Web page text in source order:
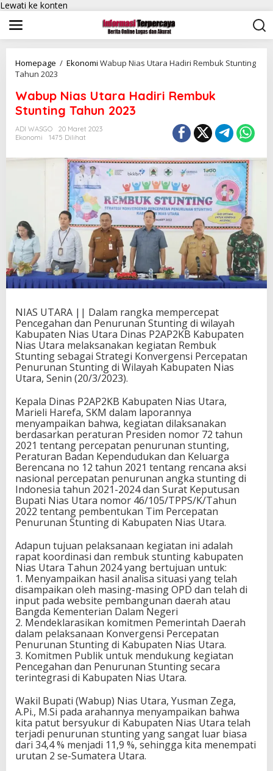
Lewati ke konten
Homepage / Ekonomi Wabup Nias Utara Hadiri Rembuk Stunting
Tahun 2023
Wabup Nias Utara Hadiri Rembuk
Stunting Tahun 2023
ADI WASGO
20 Maret 2023
Ekonomi
1475 Dilihat
NIAS UTARA || Dalam rangka mempercepat
Pencegahan dan Penurunan Stunting di wilayah
Kabupaten Nias Utara Dinas P2AP2KB Kabupaten
Nias Utara melaksanakan kegiatan Rembuk
Stunting sebagai Strategi Konvergensi Percepatan
Penurunan Stunting di Wilayah Kabupaten Nias
Utara, Senin (20/3/2023).
Kepala Dinas P2AP2KB Kabupaten Nias Utara,
Marieli Harefa, SKM dalam laporannya
menyampaikan bahwa, kegiatan dilaksanakan
berdasarkan peraturan Presiden nomor 72 tahun
2021 tentang percepatan penurunan stunting,
Peraturan Badan Kependudukan dan Keluarga
Berencana no 12 tahun 2021 tentang rencana aksi
nasional percepatan penurunan angka stunting di
Indonesia tahun 2021-2024 dan Surat Keputusan
Bupati Nias Utara nomor 46/105/TPPS/K/Tahun
2022 tentang pembentukan Tim Percepatan
Penurunan Stunting di Kabupaten Nias Utara.
Adapun tujuan pelaksanaan kegiatan ini adalah
rapat koordinasi dan rembuk stunting kabupaten
Nias Utara Tahun 2024 yang bertujuan untuk:
1. Menyampaikan hasil analisa situasi yang telah
disampaikan oleh masing-masing OPD dan telah di
input pada website pembangunan daerah atau
Bangda Kementerian Dalam Negeri
2. Mendeklarasikan komitmen Pemerintah Daerah
dalam pelaksanaan Konvergensi Percepatan
Penurunan Stunting di Kabupaten Nias Utara.
3. Komitmen Publik untuk mendukung kegiatan
Pencegahan dan Penurunan Stunting secara
terintegrasi di Kabupaten Nias Utara.
Wakil Bupati (Wabup) Nias Utara, Yusman Zega,
A.Pi., M.Si pada arahannya menyampaikan bahwa
kita patut bersyukur di Kabupaten Nias Utara telah
terjadi penurunan stunting yang sangat luar biasa
dari 34,4 % menjadi 11,9 %, sehingga kita menempati
urutan 2 se-Sumatera Utara.